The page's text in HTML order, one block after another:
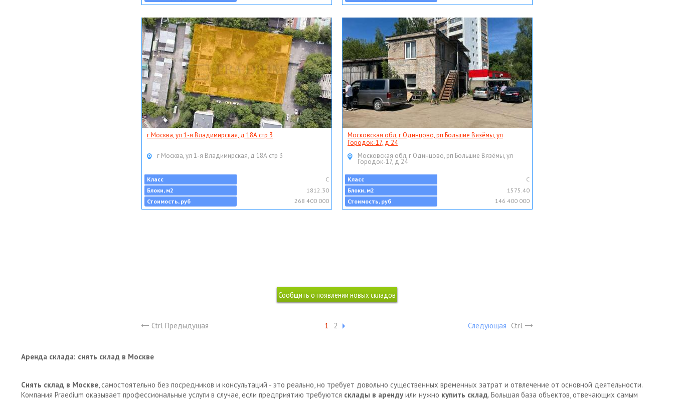
г Москва, ул 1-я Владимирская, д 18А стр 3
г Москва, ул 1-я Владимирская, д 18А стр 3
Класс
C
Блоки, м2
1812.30
Стоимость, руб
268 400 000
Московская обл, г Одинцово, рп Большие Вязёмы, ул
Городок-17, д 24
Московская обл, г Одинцово, рп Большие Вязёмы, ул
Городок-17, д 24
Класс
C
Блоки, м2
1575.40
Стоимость, руб
146 400 000
Ctrl Предыдущая 1 2 Следующая Ctrl
Аренда склада: снять склад в Москве
Снять склад в Москве, самостоятельно без посредников и консультаций - это реально, но требует довольно существенных временных затрат и отвлечение от основной деятельности.
Компания Praedium оказывает профессиональные услуги в случае, если предприятию требуются склады в аренду или нужно купить склад. Большая база объектов, отвечающих самым